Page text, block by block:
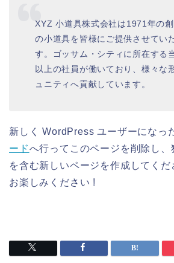
XYZ 小道具株式会社は1971年の
の小道具を皆様にご提供させてい
す。ゴッサム・シティに所在する
以上の社員が働いており、様々な
ュニティへ貢献しています。
新しく WordPress ユーザーになっ
ードへ行ってこのページを削除し、
を含む新しいページを作成してくだ
お楽しみください !